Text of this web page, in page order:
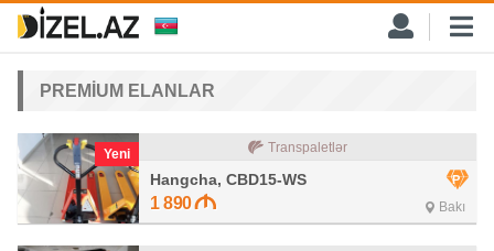
PREMİUM ELANLAR
Yeni Transpaletlər
Hangcha, CBD15-WS
1 890 Bakı